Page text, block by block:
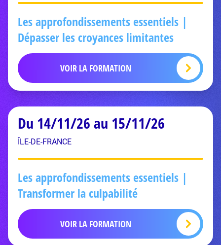
Les approfondissements essentiels |
Dépasser les croyances limitantes
VOIR LA FORMATION
Du 14/11/26 au 15/11/26
ÎLE-DE-FRANCE
Les approfondissements essentiels |
Transformer la culpabilité
VOIR LA FORMATION